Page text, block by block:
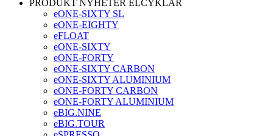
PRODUKT NYHETER ELCYKLAR
eONE-SIXTY SL
eONE-EIGHTY
eFLOAT
eONE-SIXTY
eONE-FORTY
eONE-SIXTY CARBON
eONE-SIXTY ALUMINIUM
eONE-FORTY CARBON
eONE-FORTY ALUMINIUM
eBIG.NINE
eBIG.TOUR